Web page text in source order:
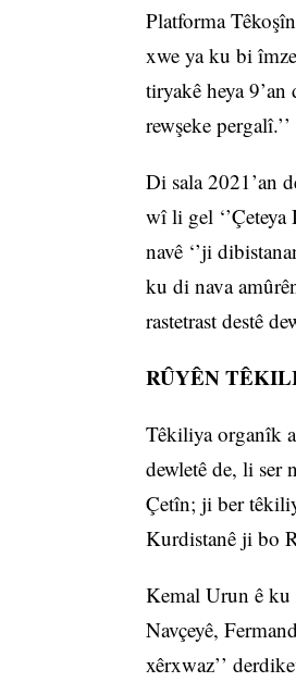
Platforma
xwe ya ku bi
tiryakê heya
rewşeke pergalî.’’
Di sala 2021’an
wî li gel
navê ‘’ji
ku di nava
rastetrast destê
RÛYÊN
Têkiliya organîk
dewletê de, li ser
Çetîn; ji ber
Kurdistanê ji bo
Kemal Urun ê ku
Navçeyê,
xêrxwaz’’